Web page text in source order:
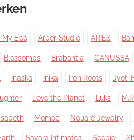
My Eco Arber Studio ARIES
Blossombs Brabantia CANUSSA
Inaska Inika Iron Roots Jyoti
Love the Planet Luks
Momoc Nouare Jewelry
Savara Intimates Seepje